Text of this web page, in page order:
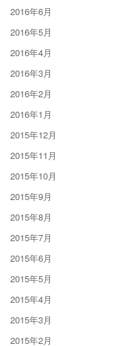
2016年6月
2016年5月
2016年4月
2016年3月
2016年2月
2016年1月
2015年12月
2015年11月
2015年10月
2015年9月
2015年8月
2015年7月
2015年6月
2015年5月
2015年4月
2015年3月
2015年2月